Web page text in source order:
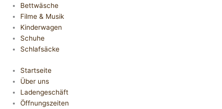
Bettwäsche
Filme & Musik
Kinderwagen
Schuhe
Schlafsäcke
Startseite
Über uns
Ladengeschäft
Öffnungszeiten